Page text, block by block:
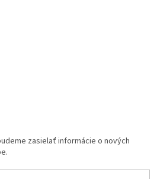
zasielať informácie o nových